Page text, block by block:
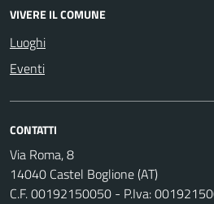
VIVERE IL COMUNE
Luoghi
Eventi
CONTATTI
Via Roma, 8
14040 Castel Boglione (AT)
C.F. 00192150050 - P.Iva: